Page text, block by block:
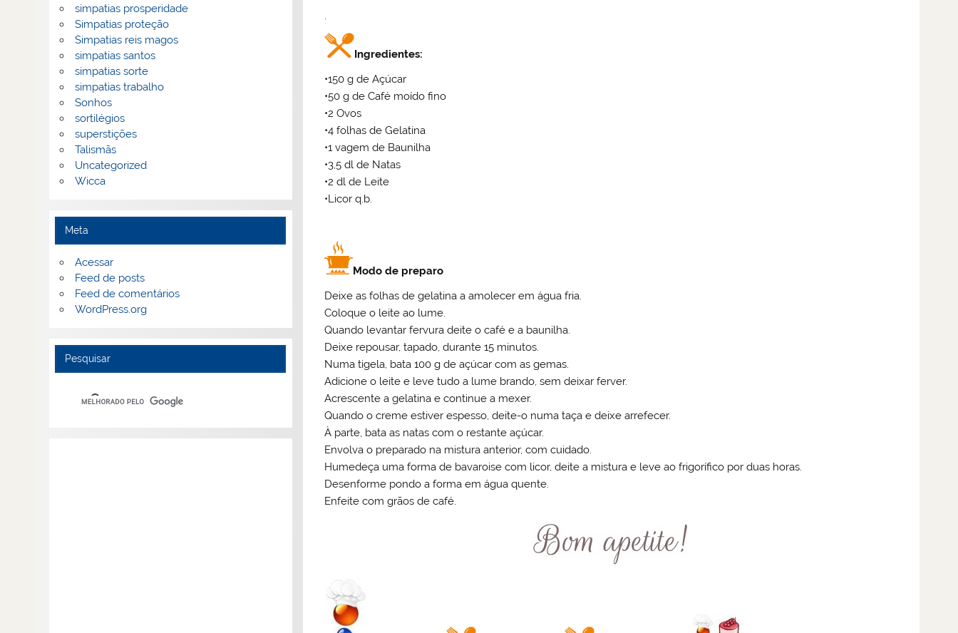
Ingredientes:
•150 g de Açúcar
•50 g de Café moído fino
•2 Ovos
•4 folhas de Gelatina
•1 vagem de Baunilha
•3,5 dl de Natas
•2 dl de Leite
•Licor q.b.
Modo de preparo
Deixe as folhas de gelatina a amolecer em água fria.
Coloque o leite ao lume.
Quando levantar fervura deite o café e a baunilha.
Deixe repousar, tapado, durante 15 minutos.
Numa tigela, bata 100 g de açúcar com as gemas.
Adicione o leite e leve tudo a lume brando, sem deixar ferver.
Acrescente a gelatina e continue a mexer.
Quando o creme estiver espesso, deite-o numa taça e deixe arrefecer.
À parte, bata as natas com o restante açúcar.
Envolva o preparado na mistura anterior, com cuidado.
Humedeça uma forma de bavaroise com licor, deite a mistura e leve ao frigorífico por duas horas.
Desenforme pondo a forma em água quente.
Enfeite com grãos de café.
simpatias prosperidade
Simpatias proteção
Simpatias reis magos
simpatias santos
simpatias sorte
simpatias trabalho
Sonhos
sortilégios
superstições
Talismãs
Uncategorized
Wicca
Meta
Acessar
Feed de posts
Feed de comentários
WordPress.org
Pesquisar